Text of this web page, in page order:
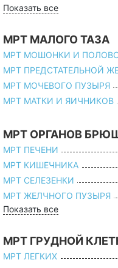
Показать все
МРТ МАЛОГО ТАЗА
МРТ МОШОНКИ И
МРТ ПРЕДСТАТЕЛЬНОЙ
МРТ МОЧЕВОГО ПУЗЫРЯ
МРТ МАТКИ И ЯИЧНИКОВ
МРТ ОРГАНОВ
МРТ ПЕЧЕНИ
МРТ КИШЕЧНИКА
МРТ СЕЛЕЗЕНКИ
МРТ ЖЕЛЧНОГО ПУЗЫРЯ
Показать все
МРТ ГРУДНОЙ
МРТ ЛЕГКИХ